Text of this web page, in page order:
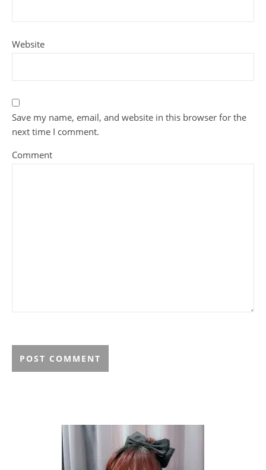
Website
Save my name, email, and website in this browser for the
next time I comment.
Comment